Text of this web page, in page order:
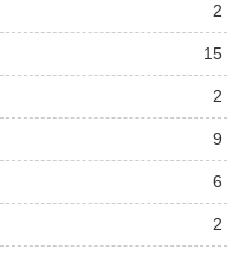
2
15
2
9
6
2